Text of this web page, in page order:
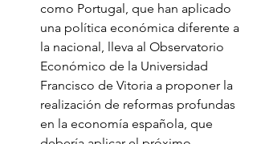
como Portugal, que han aplicado
una política económica diferente a
la nacional, lleva al Observatorio
Económico de la Universidad
Francisco de Vitoria a proponer la
realización de reformas profundas
en la economía española, que